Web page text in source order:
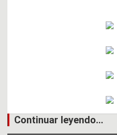
Continuar leyendo...